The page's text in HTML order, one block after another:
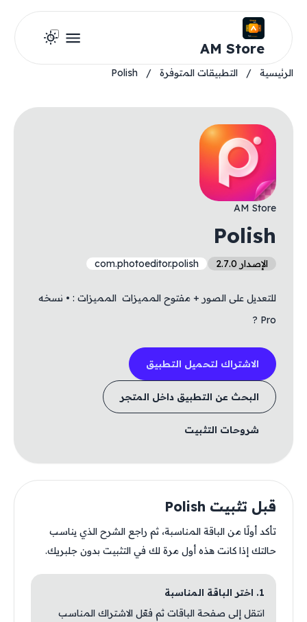
AM Store
الرئيسية / التطبيقات المتوفرة /
Polish
AM Store
Polish
الإصدار 2.7.0 com.photoeditor.polish
للتعديل على الصور + مفتوح المميزات ‏ المميزات : • نسخه
Pro ?
الاشتراك لتحميل التطبيق
البحث عن التطبيق داخل المتجر
شروحات التثبيت
قبل تثبيت Polish
تأكد أولًا من الباقة المناسبة، ثم راجع الشرح الذي يناسب
حالتك إذا كانت هذه أول مرة لك في التثبيت بدون جلبريك.
1. اختر الباقة المناسبة
انتقل إلى صفحة الباقات ثم فعّل الاشتراك المناسب